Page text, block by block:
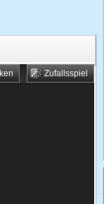
Zufallsspiel